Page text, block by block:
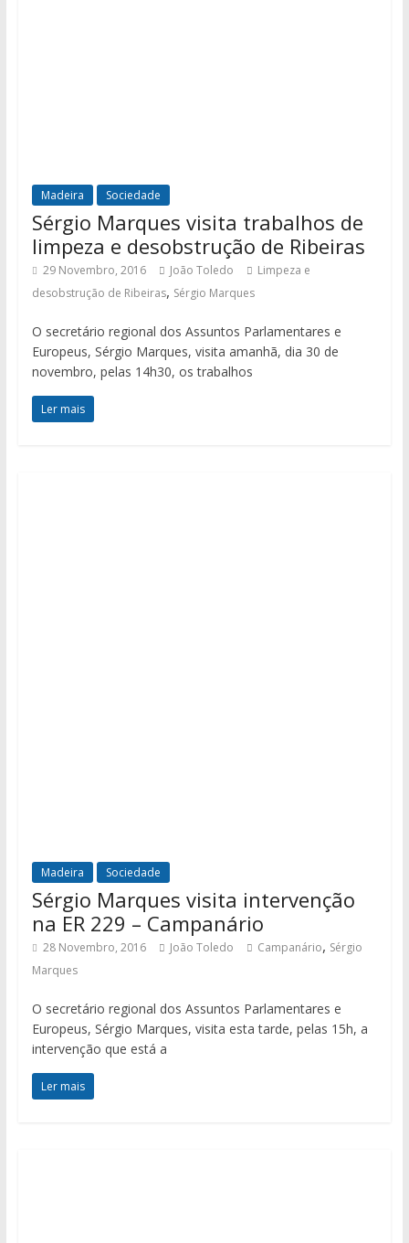
Madeira Sociedade
Sérgio Marques visita trabalhos de
limpeza e desobstrução de Ribeiras
29 Novembro, 2016 João Toledo
Limpeza e
desobstrução de Ribeiras, Sérgio Marques
O secretário regional dos Assuntos Parlamentares e
Europeus, Sérgio Marques, visita amanhã, dia 30 de
novembro, pelas 14h30, os trabalhos
Ler mais
Madeira Sociedade
Sérgio Marques visita intervenção
na ER 229 – Campanário
28 Novembro, 2016 João Toledo Campanário, Sérgio
Marques
O secretário regional dos Assuntos Parlamentares e
Europeus, Sérgio Marques, visita esta tarde, pelas 15h, a
intervenção que está a
Ler mais